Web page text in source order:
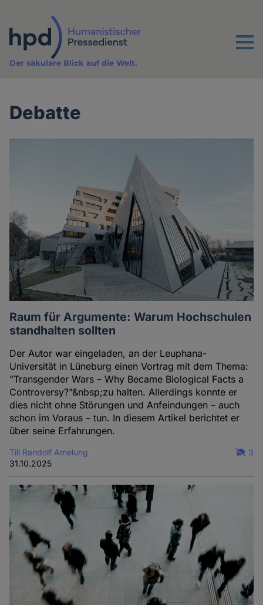
Inhalt
Menu
Der säkulare Blick auf die Welt.
Debatte
Raum für Argumente: Warum Hochschulen
standhalten sollten
Der Autor war eingeladen, an der Leuphana-
Universität in Lüneburg einen Vortrag mit dem Thema:
"Transgender Wars – Why Became Biological Facts a
Controversy?"&nbsp;zu halten. Allerdings konnte er
dies nicht ohne Störungen und Anfeindungen – auch
schon im Voraus – tun. In diesem Artikel berichtet er
über seine Erfahrungen.
Till Randolf Amelung
31.10.2025
3